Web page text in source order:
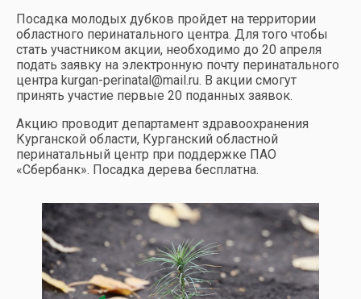
Посадка молодых дубков пройдет на территории
областного перинатального центра. Для того чтобы
стать участником акции, необходимо до 20 апреля
подать заявку на электронную почту перинатального
центра kurgan-perinatal@mail.ru. В акции смогут
принять участие первые 20 поданных заявок.
Акцию проводит департамент здравоохранения
Курганской области, Курганский областной
перинатальный центр при поддержке ПАО
«Сбербанк». Посадка дерева бесплатна.